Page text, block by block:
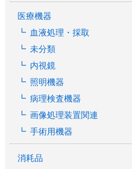
医療機器
血液処理・採取
未分類
内視鏡
照明機器
病理検査機器
画像処理装置関連
手術用機器
消耗品